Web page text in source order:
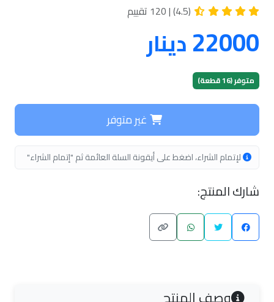
(4.5) | 120 تقييم
22000دينار
متوفر (16 قطعة)
غير متوفر
لإتمام الشراء، اضغط على أيقونة السلة العائمة ثم "إتمام الشراء"
شارك المنتج: